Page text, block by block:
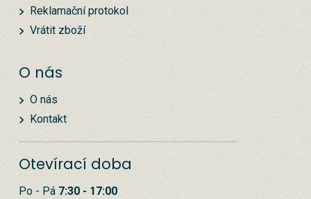
Reklamační protokol
Vrátit zboží
O nás
O nás
Kontakt
Otevírací doba
Po - Pá 7:30 - 17:00